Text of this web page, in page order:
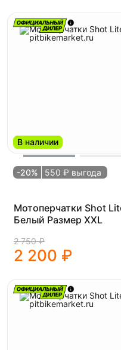
В наличии
-20% 550 ₽ выгода
Мотоперчатки Shot
Белый Размер XXL
2 750 ₽
2 200 ₽